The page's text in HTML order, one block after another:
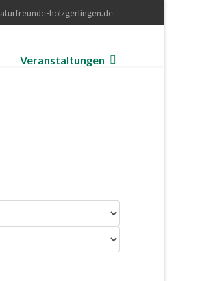
holzgerlingen.de
Veranstaltungen